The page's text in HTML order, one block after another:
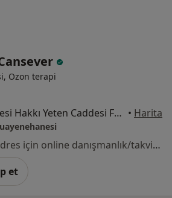
Ozon terapi
Teşvikiye Mahallesi Hakkı Yeten Caddesi Fulya Terrace Residence Center:1 No:11 Kat:5 Daire 12, İstanbul • Harita
Bu uzman ilgili adres için online danışmanlık/takvim sunmuyor.
et